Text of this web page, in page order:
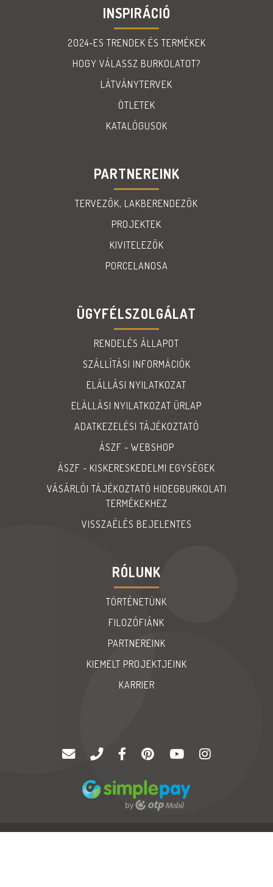
INSPIRÁCIÓ
2024-ES TRENDEK ÉS TERMÉKEK
HOGY VÁLASSZ BURKOLATOT?
LÁTVÁNYTERVEK
ÖTLETEK
KATALÓGUSOK
PARTNEREINK
TERVEZŐK, LAKBERENDEZŐK
PROJEKTEK
KIVITELEZŐK
PORCELANOSA
ÜGYFÉLSZOLGÁLAT
RENDELÉS ÁLLAPOT
SZÁLLÍTÁSI INFORMÁCIÓK
ELÁLLÁSI NYILATKOZAT
ELÁLLÁSI NYILATKOZAT ŰRLAP
ADATKEZELÉSI TÁJÉKOZTATÓ
ÁSZF - WEBSHOP
ÁSZF - KISKERESKEDELMI EGYSÉGEK
VÁSÁRLÓI TÁJÉKOZTATÓ HIDEGBURKOLATI
TERMÉKEKHEZ
VISSZAÉLÉS BEJELENTES
RÓLUNK
TÖRTÉNETÜNK
FILOZÓFIÁNK
PARTNEREINK
KIEMELT PROJEKTJEINK
KARRIER